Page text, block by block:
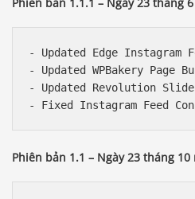
- Updated Edge Instagram
- Updated WPBakery Page
- Updated Revolution
Phiên bản 1.1 – Ngày 23 tháng 10